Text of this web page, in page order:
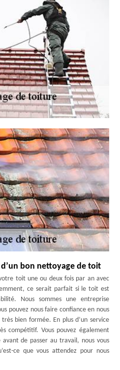
bon nettoyage de toit
toit une ou deux fois par an avec
ce serait parfait si le toit est
Nous sommes une entreprise
pouvez nous faire confiance en nous
bien formée. En plus d’un service
compétitif. Vous pouvez également
de passer au travail, nous vous
ce que vous attendez pour nous